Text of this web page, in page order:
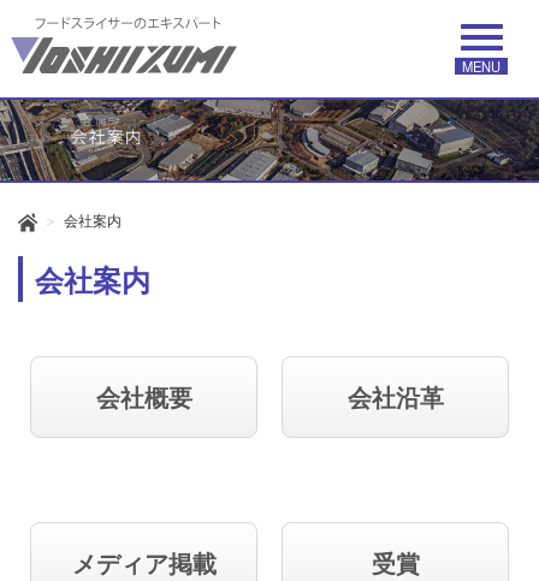
MENU
会社案内
会社案内
会社概要 会社沿革
メディア掲載 受賞